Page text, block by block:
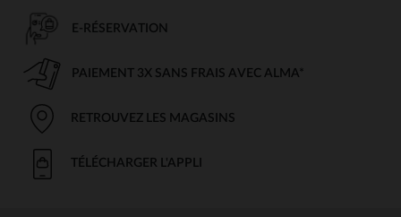
E-RÉSERVATION
PAIEMENT 3X SANS FRAIS AVEC ALMA*
RETROUVEZ LES MAGASINS
TÉLÉCHARGER L'APPLI